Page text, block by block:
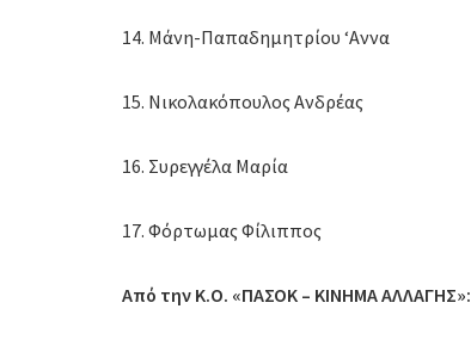
14. Μάνη-Παπαδημητρίου ‘Αννα
15. Νικολακόπουλος Ανδρέας
16. Συρεγγέλα Μαρία
17. Φόρτωμας Φίλιππος
Από την Κ.Ο. «ΠΑΣΟΚ – ΚΙΝΗΜΑ ΑΛΛΑΓΗΣ»: